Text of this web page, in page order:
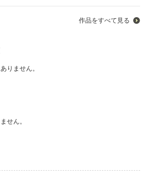
た。
われる。
ュニアは
意する。
という一大プロジェクトだった――。
つづられていく、
作品をすべて見る
りません。
せん。